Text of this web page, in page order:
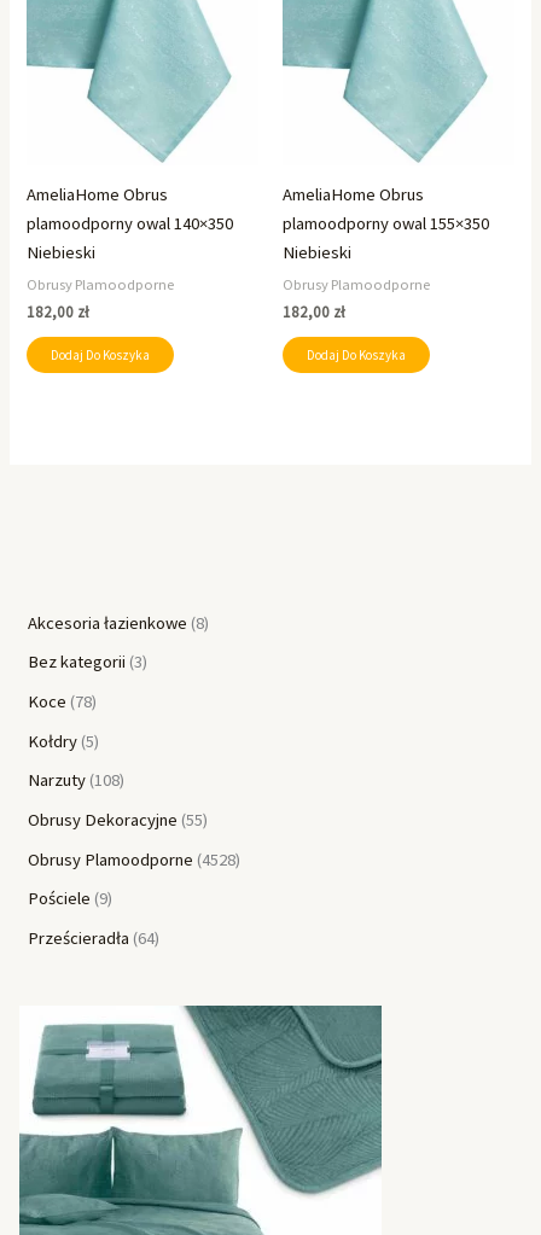
Akcesoria łazienkowe 8
Bez kategorii 3
Koce 78
Kołdry 5
Narzuty 108
Obrusy Dekoracyjne 55
Obrusy Plamoodporne 4528
Pościele 9
Prześcieradła 64
AmeliaHome Obrus
plamoodporny owal 140×350
Niebieski
Obrusy Plamoodporne
182,00 zł
Dodaj Do Koszyka
AmeliaHome Obrus
plamoodporny owal 155×350
Niebieski
Obrusy Plamoodporne
182,00 zł
Dodaj Do Koszyka